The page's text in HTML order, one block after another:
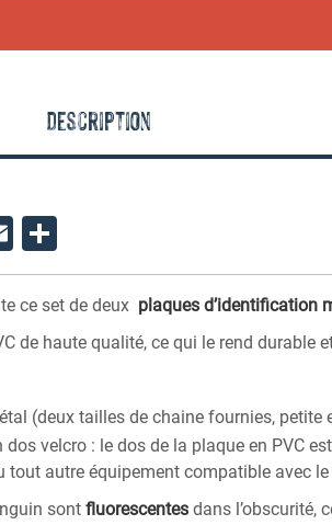
Description
Email
ce set de deux plaques d’identification
de haute qualité, ce qui le rend durable
(deux tailles de chaine fournies, petite
velcro : le dos de la plaque en PVC
tout autre équipement compatible avec le
sont fluorescentes dans l’obscurité,